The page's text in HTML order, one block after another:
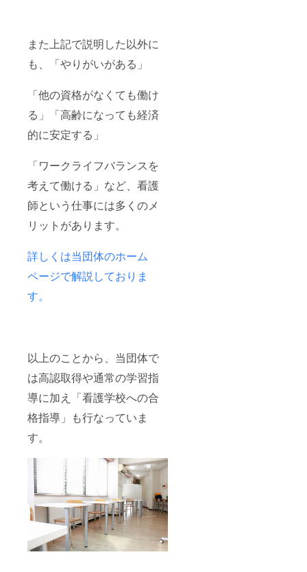
また上記で説明した以外に
も、「やりがいがある」
「他の資格がなくても働け
る」「高齢になっても経済
的に安定する」
「ワークライフバランスを
考えて働ける」など、看護
師という仕事には多くのメ
リットがあります。
詳しくは当団体のホーム
ページで解説しておりま
す。
以上のことから、当団体で
は高認取得や通常の学習指
導に加え「看護学校への合
格指導」も行なっていま
す。